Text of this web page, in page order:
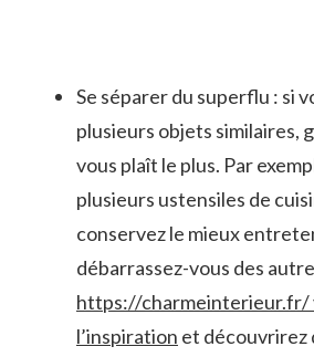
Se séparer du superflu : si
plusieurs objets similaires,
vous plaît le plus. Par
plusieurs ustensiles de
conservez le mieux
débarrassez-vous des
https://charmeinterieur.fr/
l’inspiration et découvrirez